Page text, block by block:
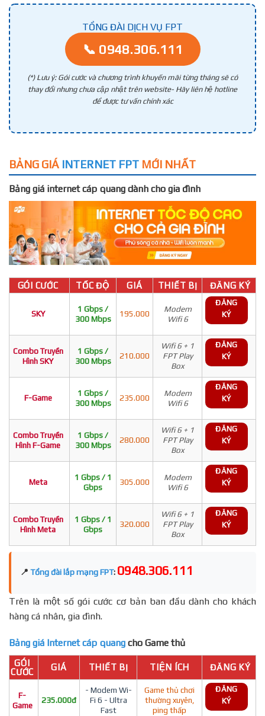
TỔNG ĐÀI DỊCH VỤ FPT
📞 0948.306.111
(*) Lưu ý: Gói cước và chương trình khuyến mãi từng tháng sẽ có
thay đổi nhưng chưa cập nhật trên website- Hãy liên hệ hotline
để được tư vấn chính xác
BẢNG GIÁ INTERNET FPT MỚI NHẤT
Bảng giá internet cáp quang dành cho gia đình
GÓI CƯỚC TỐC ĐỘ GIÁ THIẾT BỊ ĐĂNG KÝ
SKY
1 Gbps /
300 Mbps
195.000
Modem
Wifi 6
ĐĂNG
KÝ
Combo Truyền
Hình SKY
1 Gbps /
300 Mbps
210.000
Wifi 6 + 1
FPT Play
Box
ĐĂNG
KÝ
F-Game
1 Gbps /
300 Mbps
235.000
Modem
Wifi 6
ĐĂNG
KÝ
Combo Truyền
Hình F-Game
1 Gbps /
300 Mbps
280.000
Wifi 6 + 1
FPT Play
Box
ĐĂNG
KÝ
Meta
1 Gbps / 1
Gbps
305.000
Modem
Wifi 6
ĐĂNG
KÝ
Combo Truyền
Hình Meta
1 Gbps / 1
Gbps
320.000
Wifi 6 + 1
FPT Play
Box
ĐĂNG
KÝ
📍 Tổng đài lắp mạng FPT: 0948.306.111
Trên là một số gói cước cơ bản ban đầu dành cho khách
hàng cá nhân, gia đình.
Bảng giá Internet cáp quang cho Game thủ
GÓI
CƯỚC
GIÁ THIẾT BỊ TIỆN ÍCH ĐĂNG KÝ
F-
Game
235.000đ
- Modem Wi-
Fi 6 - Ultra
Fast
Game thủ chơi
thường xuyên,
ping thấp
ĐĂNG
KÝ